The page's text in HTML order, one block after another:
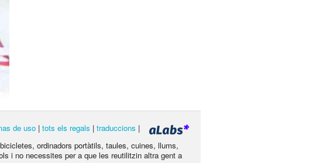
de uso | tots els regals | traduccions |
ordinadors portàtils, taules, cuines, llums,
i no necessites per a que les reutilitzin altra gent a